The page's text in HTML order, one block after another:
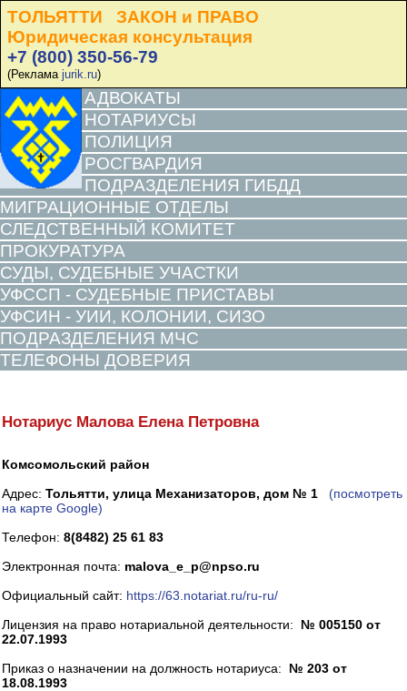
ТОЛЬЯТТИ ЗАКОН и ПРАВО
Юридическая консультация
+7 (800) 350-56-79
(Реклама jurik.ru)
АДВОКАТЫ
НОТАРИУСЫ
ПОЛИЦИЯ
РОСГВАРДИЯ
ПОДРАЗДЕЛЕНИЯ ГИБДД
МИГРАЦИОННЫЕ ОТДЕЛЫ
СЛЕДСТВЕННЫЙ КОМИТЕТ
ПРОКУРАТУРА
СУДЫ, СУДЕБНЫЕ УЧАСТКИ
УФССП - СУДЕБНЫЕ ПРИСТАВЫ
УФСИН - УИИ, КОЛОНИИ, СИЗО
ПОДРАЗДЕЛЕНИЯ МЧС
ТЕЛЕФОНЫ ДОВЕРИЯ
Нотариус Малова Елена Петровна
Комсомольский район
Адрес: Тольятти, улица Механизаторов, дом № 1
(посмотреть
на карте Google)
Телефон: 8(8482) 25 61 83
Электронная почта: malova_e_p@npso.ru
Официальный сайт: https://63.notariat.ru/ru-ru/
Лицензия на право нотариальной деятельности: № 005150 от
22.07.1993
Приказ о назначении на должность нотариуса: № 203 от
18.08.1993